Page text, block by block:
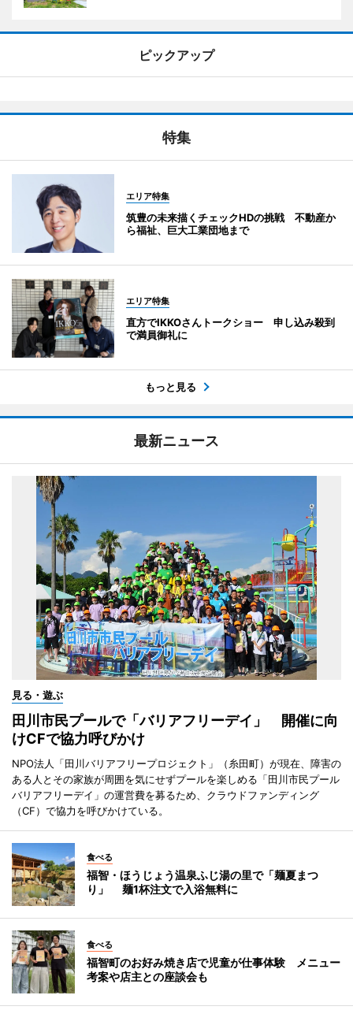
ピックアップ
特集
エリア特集
筑豊の未来描くチェックHDの挑戦 不動産か
ら福祉、巨大工業団地まで
エリア特集
直方でIKKOさんトークショー 申し込み殺到
で満員御礼に
もっと見る
最新ニュース
見る・遊ぶ
田川市民プールで「バリアフリーデイ」 開催に向
けCFで協力呼びかけ
NPO法人「田川バリアフリープロジェクト」（糸田町）が現在、障害の
ある人とその家族が周囲を気にせずプールを楽しめる「田川市民プール
バリアフリーデイ」の運営費を募るため、クラウドファンディング
（CF）で協力を呼びかけている。
食べる
福智・ほうじょう温泉ふじ湯の里で「麺夏まつ
り」 麺1杯注文で入浴無料に
食べる
福智町のお好み焼き店で児童が仕事体験 メニュー
考案や店主との座談会も